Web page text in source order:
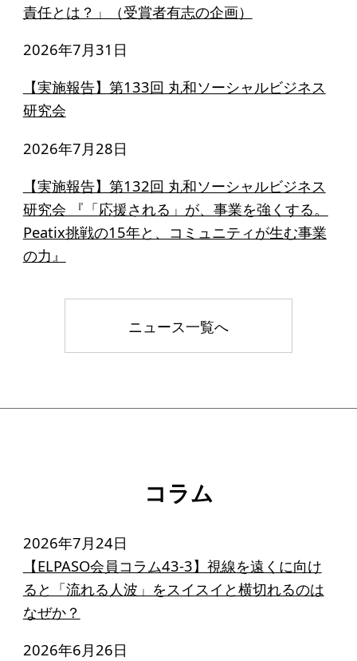
丸和育志会の考える
ソーシャルビジネス研究会
研究会のねらい
研究会一覧
ELPASO会
ニュース
コラム
責任とは？」（受賞者有志の企画）
2026年7月31日
【実施報告】第133回 丸和ソーシャルビジネス
研究会
2026年7月28日
【実施報告】第132回 丸和ソーシャルビジネス
研究会 『「応援される」が、事業を強くする。
Peatix挑戦の15年と、コミュニティが生む事業
の力』
ニュース一覧へ
コラム
2026年7月24日
【ELPASO会員コラム43-3】視線を遠くに向け
ると「流れる人波」をスイスイと横切れるのは
なぜか？
2026年6月26日